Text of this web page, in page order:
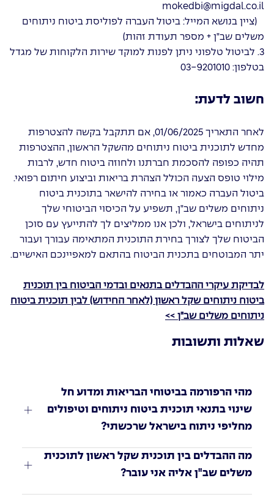
mokedbi@migdal.co.il
(ציין בנושא המייל: ביטול העברה לפוליסת ביטוח ניתוחים
משלים שב"ן + מספר תעודת זהות)
3. לביטול טלפוני ניתן לפנות למוקד שירות הלקוחות של מגדל
בטלפון: 03-9201010
חשוב לדעת:
לאחר התאריך 01/06/2025, אם תתקבל בקשה להצטרפות
מחדש לתוכנית ביטוח ניתוחים מהשקל הראשון, ההצטרפות
תהיה כפופה להסכמת חברתנו ולחוזה ביטוח חדש, לרבות
מילוי טופס הצעה הכולל הצהרת בריאות וביצוע חיתום רפואי.
ביטול העברה כאמור או בחירה להישאר בתוכנית ביטוח
ניתוחים משלים שב"ן, תשפיע על הכיסוי הביטוחי שלך
לניתוחים בישראל, ולכן אנו ממליצים לך להתייעץ עם סוכן
הביטוח שלך לצורך בחירת התוכנית המתאימה עבורך ועבור
יתר המבוטחים בתכנית הביטוח בהתאם למאפיינכם האישיים.
לבדיקת עיקרי ההבדלים בתנאים ובדמי הביטוח בין תוכנית
ביטוח ניתוחים שקל ראשון (לאחר החידוש) לבין תוכנית ביטוח
ניתוחים משלים שב"ן >>
שאלות ותשובות
מחליפי ניתוח בישראל שרכשתי?
משלים שב"ן אליה אני עובר?